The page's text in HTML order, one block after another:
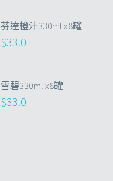
芬達橙汁330ml x8罐
$33.0
雪碧330ml x8罐
$33.0